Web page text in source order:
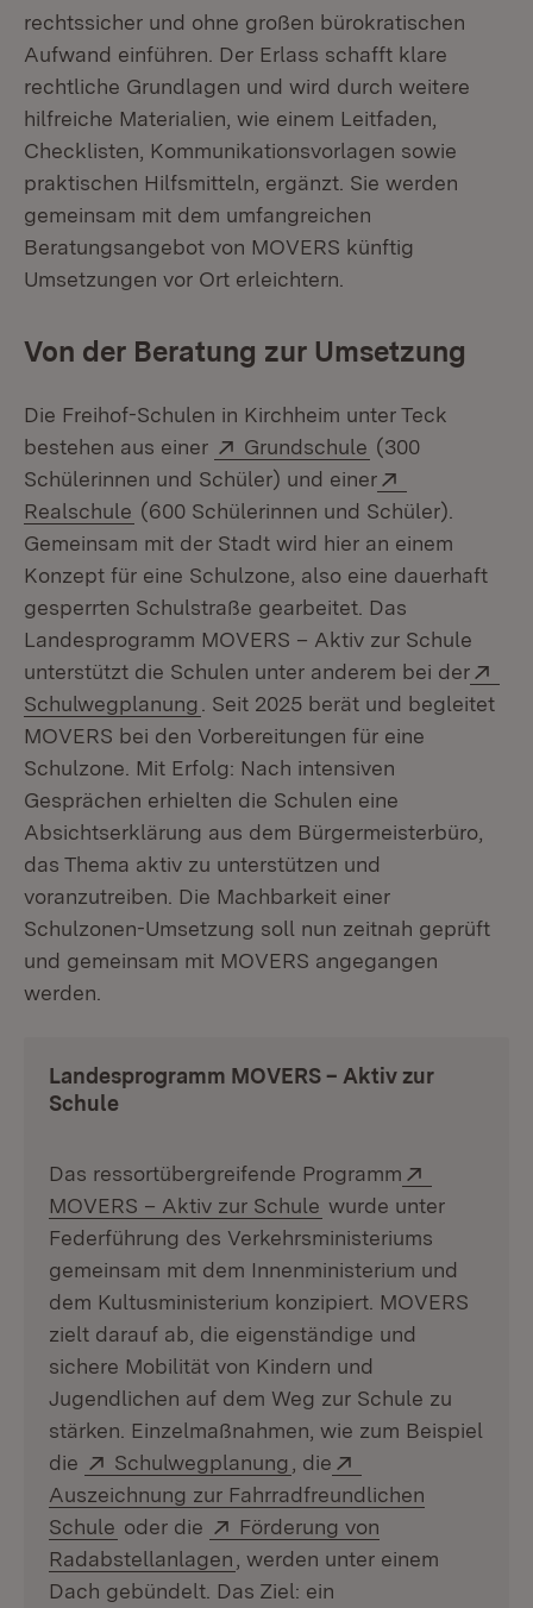
rechtssicher und ohne großen bürokratischen
Aufwand einführen. Der Erlass schafft klare
rechtliche Grundlagen und wird durch weitere
hilfreiche Materialien, wie einem Leitfaden,
Checklisten, Kommunikationsvorlagen sowie
praktischen Hilfsmitteln, ergänzt. Sie werden
gemeinsam mit dem umfangreichen
Beratungsangebot von MOVERS künftig
Umsetzungen vor Ort erleichtern.
Von der Beratung zur Umsetzung
Die Freihof-Schulen in Kirchheim unter Teck
bestehen aus einer
Extern:
Grundschule (Öffnet in
(300
Schülerinnen und Schüler) und einer
Realschule (Öffnet in neuem Fenster)
(600 Schülerinnen und Schüler).
Gemeinsam mit der Stadt wird hier an einem
Konzept für eine Schulzone, also eine dauerhaft
gesperrten Schulstraße gearbeitet. Das
Landesprogramm MOVERS – Aktiv zur Schule
unterstützt die Schulen unter anderem bei der
Schulwegplanung (Öffnet in neuem Fenster)
. Seit 2025 berät und begleitet
MOVERS bei den Vorbereitungen für eine
Schulzone. Mit Erfolg: Nach intensiven
Gesprächen erhielten die Schulen eine
Absichtserklärung aus dem Bürgermeisterbüro,
das Thema aktiv zu unterstützen und
voranzutreiben. Die Machbarkeit einer
Schulzonen-Umsetzung soll nun zeitnah geprüft
und gemeinsam mit MOVERS angegangen
werden.
Landesprogramm MOVERS – Aktiv zur
Schule
Das ressortübergreifende Programm
MOVERS – Aktiv zur Schule (Öffnet in neuem
wurde unter
Federführung des Verkehrsministeriums
gemeinsam mit dem Innenministerium und
dem Kultusministerium konzipiert. MOVERS
zielt darauf ab, die eigenständige und
sichere Mobilität von Kindern und
Jugendlichen auf dem Weg zur Schule zu
stärken. Einzelmaßnahmen, wie zum Beispiel
die
Extern:
Schulwegplanung (Öffnet in neuem
, die
Auszeichnung zur Fahrradfreundlichen
Schule (Öffnet in neuem Fenster)
oder die Extern:
Förderung von
Radabstellanlagen (Öffnet in neuem Fenster)
, werden unter einem
Dach gebündelt. Das Ziel: ein